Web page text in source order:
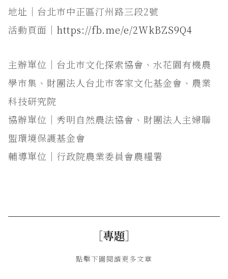
地址│台北市中正區汀州路三段2號
活動頁面｜ https://fb.me/e/2WkBZS9Q4
主辦單位｜台北市文化探索協會、水花園有機農
學市集、財團法人台北市客家文化基金會、農業
科技研究院
協辦單位｜秀明自然農法協會、財團法人主婦聯
盟環境保護基金會
輔導單位｜行政院農業委員會農糧署
［專題］
點擊下圖閱讀更多文章